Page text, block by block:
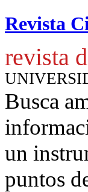
Revista
revista
Busca
un
puntos